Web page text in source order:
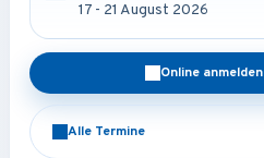
17 - 21 August 2026
Online anmelden
Alle Termine